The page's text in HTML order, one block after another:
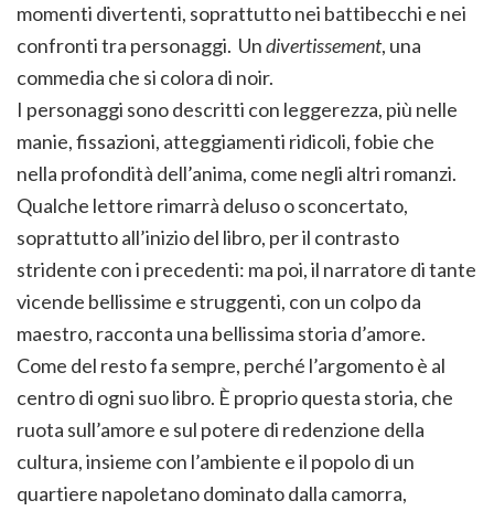
momenti divertenti, soprattutto nei battibecchi e nei
confronti tra personaggi. Undivertissement, una
commedia che si colora di noir.
I personaggi sono descritti con leggerezza, più nelle
manie, fissazioni, atteggiamenti ridicoli, fobie che
nella profondità dell’anima, come negli altri romanzi.
Qualche lettore rimarrà deluso o sconcertato,
soprattutto all’inizio del libro, per il contrasto
stridente con i precedenti: ma poi, il narratore di tante
vicende bellissime e struggenti, con un colpo da
maestro, racconta una bellissima storia d’amore.
Come del resto fa sempre, perché l’argomento è al
centro di ogni suo libro. È proprio questa storia, che
ruota sull’amore e sul potere di redenzione della
cultura, insieme con l’ambiente e il popolo di un
quartiere napoletano dominato dalla camorra,